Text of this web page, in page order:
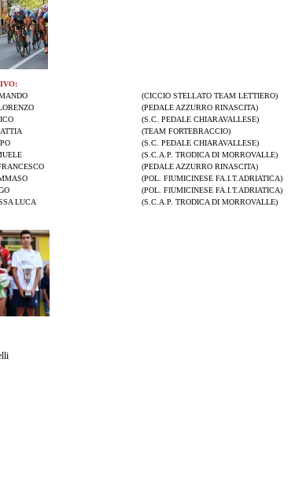
(CICCIO STELLATO TEAM LETTIERO)
(PEDALE AZZURRO RINASCITA)
(S.C. PEDALE CHIARAVALLESE)
(TEAM FORTEBRACCIO)
(S.C. PEDALE CHIARAVALLESE)
(S.C.A.P. TRODICA DI MORROVALLE)
(PEDALE AZZURRO RINASCITA)
(POL. FIUMICINESE FA.I.T.ADRIATICA)
(POL. FIUMICINESE FA.I.T.ADRIATICA)
LUCA
(S.C.A.P. TRODICA DI MORROVALLE)